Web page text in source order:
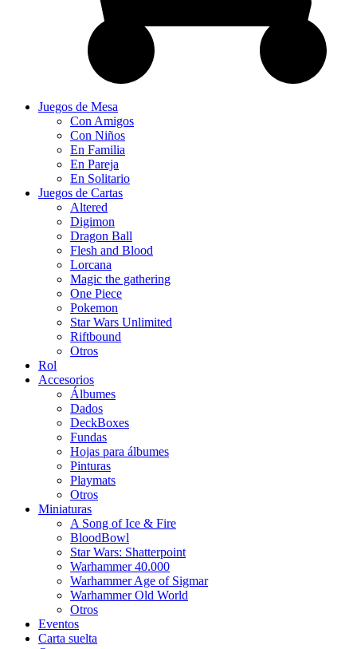
Juegos de Mesa
Con Amigos
Con Niños
En Familia
En Pareja
En Solitario
Juegos de Cartas
Altered
Digimon
Dragon Ball
Flesh and Blood
Lorcana
Magic the gathering
One Piece
Pokemon
Star Wars Unlimited
Riftbound
Otros
Rol
Accesorios
Álbumes
Dados
DeckBoxes
Fundas
Hojas para álbumes
Pinturas
Playmats
Otros
Miniaturas
A Song of Ice & Fire
BloodBowl
Star Wars: Shatterpoint
Warhammer 40.000
Warhammer Age of Sigmar
Warhammer Old World
Otros
Eventos
Carta suelta